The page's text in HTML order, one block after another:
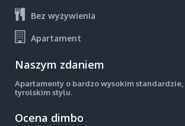
Bez wyżywienia
Apartament
Naszym zdaniem
Apartamenty o bardzo wysokim standardzie,
tyrolskim stylu.
Ocena dimbo